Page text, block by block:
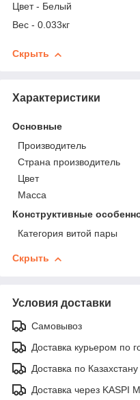
Цвет - Белый
Вес - 0.033кг
Скрыть
Характеристики
Основные
Производитель
Страна производитель
Цвет
Масса
Конструктивные
Категория витой пары
Скрыть
Условия доставки
Самовывоз
Доставка курьером по
Доставка по Казахстану
Доставка через KASPI